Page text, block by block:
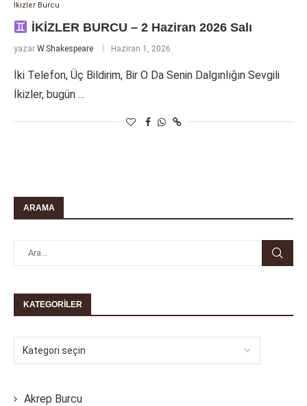
İkizler Burcu
İKİZLER BURCU – 2 Haziran 2026 Salı
yazar W.Shakespeare Haziran 1, 2026
İki Telefon, Üç Bildirim, Bir O Da Senin Dalgınlığın Sevgili
İkizler, bugün …
ARAMA
KATEGORILER
Akrep Burcu